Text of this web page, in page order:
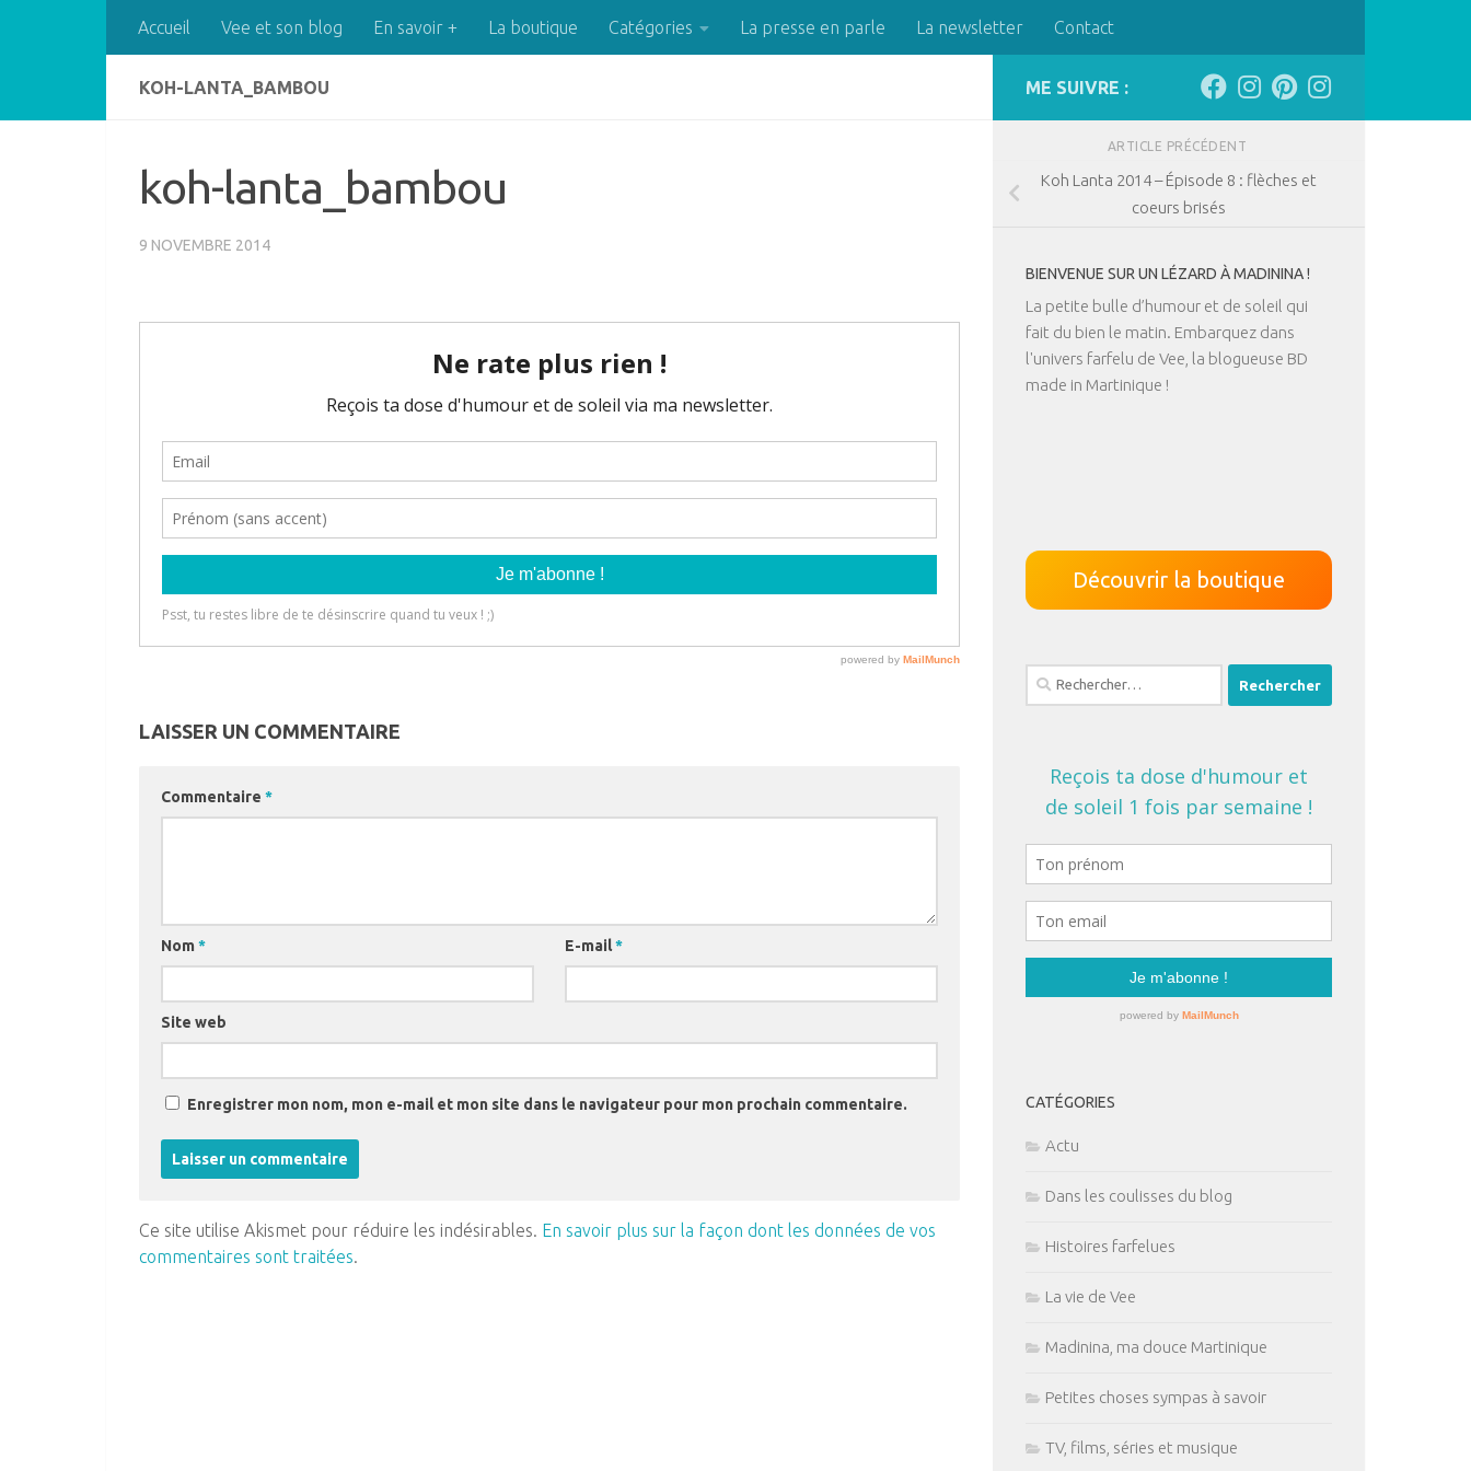
Skip to contentAccueil Vee et son blog En savoir + La boutique Catégories La presse en parle La newsletter Contact
KOH-LANTA_BAMBOU
koh-lanta_bambou
9 NOVEMBRE 2014
LAISSER UN COMMENTAIRE
Commentaire *
Nom * E-mail*
Site web
Enregistrer mon nom, mon e-mail et mon site dans le navigateur pour mon prochain commentaire.
Ce site utilise Akismet pour réduire les indésirables. En savoir plus sur la façon dont les données de vos
commentaires sont traitées.
ME SUIVRE :
ARTICLE PRÉCÉDENT
Koh Lanta 2014 – Épisode 8 : flèches et
coeurs brisés
BIENVENUE SUR UN LÉZARD À MADININA !
La petite bulle d’humour et de soleil qui
fait du bien le matin. Embarquez dans
l'univers farfelu de Vee, la blogueuse BD
made in Martinique !
Découvrir la boutique
Rechercher :
CATÉGORIES
Actu
Dans les coulisses du blog
Histoires farfelues
La vie de Vee
Madinina, ma douce Martinique
Petites choses sympas à savoir
TV, films, séries et musique